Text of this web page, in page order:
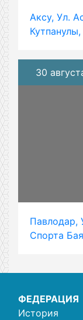
Аксу, Ул.
Павлодар,
Спорта
30
ФЕДЕРАЦИЯ
История